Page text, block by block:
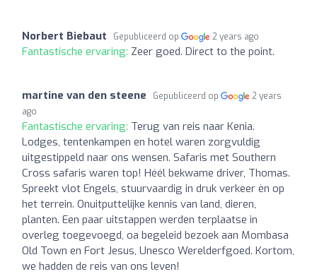
Norbert Biebaut Gepubliceerd op 2 years ago
Fantastische ervaring: Zeer goed. Direct to the point.
martine van den steene Gepubliceerd op
2 years
ago
Fantastische ervaring: Terug van reis naar Kenia.
Lodges, tentenkampen en hotel waren zorgvuldig
uitgestippeld naar ons wensen. Safaris met Southern
Cross safaris waren top! Héél bekwame driver, Thomas.
Spreekt vlot Engels, stuurvaardig in druk verkeer èn op
het terrein. Onuitputtelijke kennis van land, dieren,
planten. Een paar uitstappen werden terplaatse in
overleg toegevoegd, oa begeleid bezoek aan Mombasa
Old Town en Fort Jesus, Unesco Werelderfgoed. Kortom,
we hadden de reis van ons leven!